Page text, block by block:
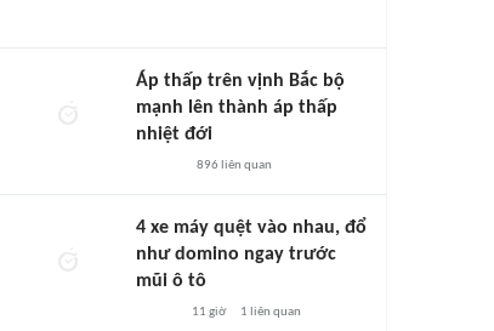
Áp thấp trên vịnh Bắc bộ
mạnh lên thành áp thấp
nhiệt đới
896 liên quan
4 xe máy quệt vào nhau, đổ
như domino ngay trước
mũi ô tô
11 giờ 1 liên quan